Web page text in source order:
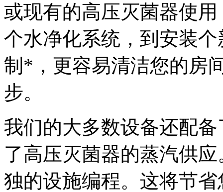
或现有的高压灭菌器使
个水净化系统，到安装
制*，更容易清洁您的房
步。
我们的大多数设备还配备
了高压灭菌器的蒸汽供
独的设施编程。这将节